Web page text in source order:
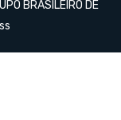
BRASILEIRO DE